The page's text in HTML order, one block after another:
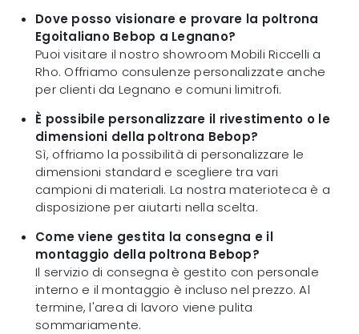
Dove posso visionare e provare la poltrona
Egoitaliano Bebop a Legnano?
Puoi visitare il nostro showroom Mobili Riccelli a
Rho. Offriamo consulenze personalizzate anche
per clienti da Legnano e comuni limitrofi.
È possibile personalizzare il rivestimento o le
dimensioni della poltrona Bebop?
Sì, offriamo la possibilità di personalizzare le
dimensioni standard e scegliere tra vari
campioni di materiali. La nostra materioteca è a
disposizione per aiutarti nella scelta.
Come viene gestita la consegna e il
montaggio della poltrona Bebop?
Il servizio di consegna è gestito con personale
interno e il montaggio è incluso nel prezzo. Al
termine, l'area di lavoro viene pulita
sommariamente.